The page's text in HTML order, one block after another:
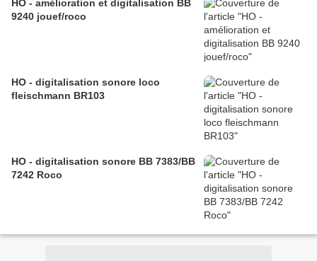
HO - amélioration et digitalisation BB
9240 jouef/roco
HO - digitalisation sonore loco
fleischmann BR103
HO - digitalisation sonore BB 7383/BB
7242 Roco